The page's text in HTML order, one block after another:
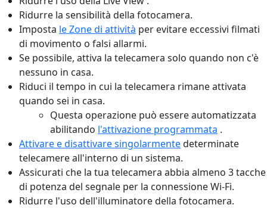
Ridurre la sensibilità della fotocamera.
Imposta le Zone di attività per evitare eccessivi filmati
di movimento o falsi allarmi.
Se possibile, attiva la telecamera solo quando non c'è
nessuno in casa.
Riduci il tempo in cui la telecamera rimane attivata
quando sei in casa.
Questa operazione può essere automatizzata
abilitando l'attivazione programmata .
Attivare e disattivare singolarmentedeterminate
telecamere all'interno di un sistema.
Assicurati che la tua telecamera abbia almeno 3 tacche
di potenza del segnale per la connessione Wi-Fi.
Ridurre l'uso dell'illuminatore della fotocamera.